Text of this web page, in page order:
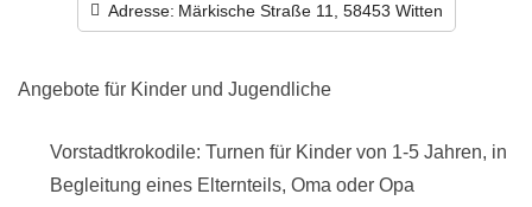
Adresse: Märkische Straße 11, 58453 Witten
Angebote für Kinder und Jugendliche
Vorstadtkrokodile: Turnen für Kinder von 1-5 Jahren, in
Begleitung eines Elternteils, Oma oder Opa